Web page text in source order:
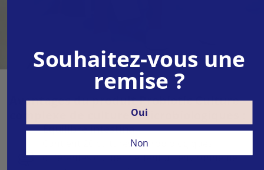
Avantages du produit Probiotic Culture -
complexe de cultures microbiologiques :
Équilibre intestinal
Contient 20 cultures microbiologiques
différentes qui permettent un environnement
Souhaitez-vous une
remise ?
Oui
Non